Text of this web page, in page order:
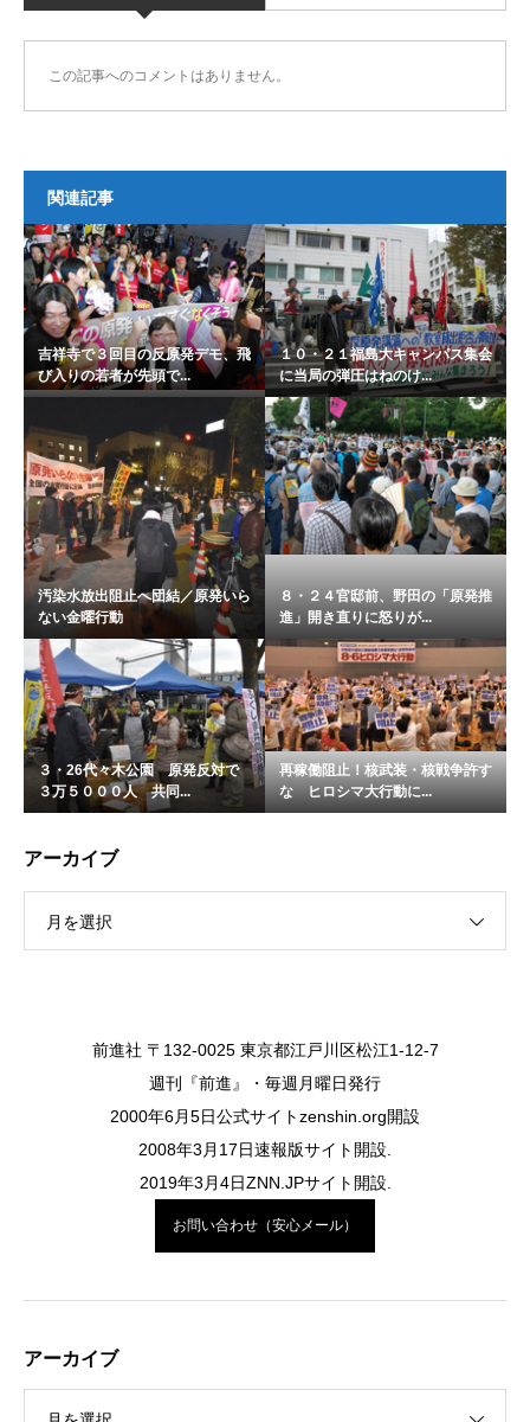
この記事へのコメントはありません。
関連記事
吉祥寺で３回目の反原発デモ、飛
び入りの若者が先頭で...
１０・２１福島大キャンパス集会
に当局の弾圧はねのけ...
汚染水放出阻止へ団結／原発いら
ない金曜行動
８・２４官邸前、野田の「原発推
進」開き直りに怒りが...
３・26代々木公園 原発反対で
３万５０００人 共同...
再稼働阻止！核武装・核戦争許す
な ヒロシマ大行動に...
アーカイブ
月を選択
前進社 〒132-0025 東京都江戸川区松江1-12-7
週刊『前進』・毎週月曜日発行
2000年6月5日公式サイトzenshin.org開設
2008年3月17日速報版サイト開設.
2019年3月4日ZNN.JPサイト開設.
お問い合わせ（安心メール）
アーカイブ